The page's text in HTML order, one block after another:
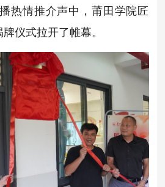
热情推介声中，莆田学院匠
仪式拉开了帷幕。